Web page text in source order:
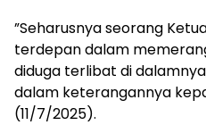
‎”Seharusnya seorang
terdepan dalam
diduga terlibat di
dalam keterangannya
(11/7/2025).